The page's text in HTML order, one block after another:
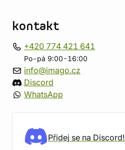
kontakt
+420 774 421 641
Po-pá 9:00-16:00
info@imago.cz
Discord
WhatsApp
Přidej se na Discord!